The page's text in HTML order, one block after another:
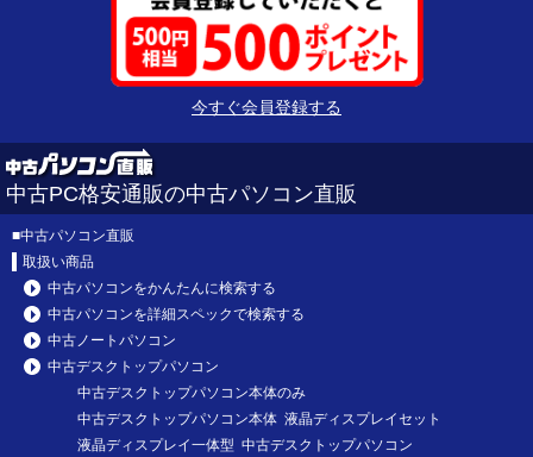
今すぐ会員登録する
中古PC格安通販の中古パソコン直販
■中古パソコン直販
取扱い商品
中古パソコンをかんたんに検索する
中古パソコンを詳細スペックで検索する
中古ノートパソコン
中古デスクトップパソコン
中古デスクトップパソコン本体のみ
中古デスクトップパソコン本体 液晶ディスプレイセット
液晶ディスプレイ一体型 中古デスクトップパソコン